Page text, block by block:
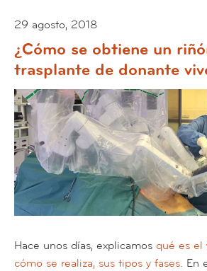
29 agosto, 2018
¿Cómo se obtiene un
trasplante de donante
Hace unos días, explicamos qué es el
cómo se realiza, sus tipos y fases. En